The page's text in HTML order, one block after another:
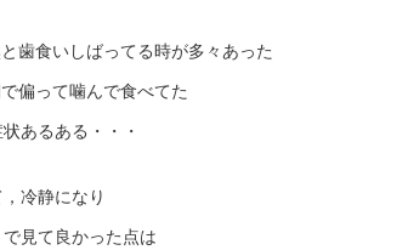
歯食いしばってる時が多々あった
偏って噛んで食べてた
あるある・・・
冷静になり
で見て良かった点は